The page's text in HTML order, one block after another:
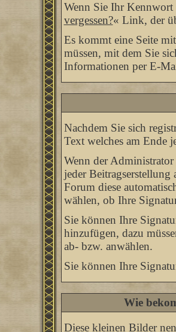
Wenn Sie Ihr Kennwort
vergessen?« Link, der
Es kommt eine Seite
müssen, mit dem Sie
Informationen per E-
Nachdem Sie sich
Text welches am Ende
Wenn der
jeder
Forum diese
wählen, ob Ihre
Sie können Ihre
hinzufügen, dazu
ab- bzw. anwählen.
Sie können Ihre
Wie
Diese kleinen Bilder